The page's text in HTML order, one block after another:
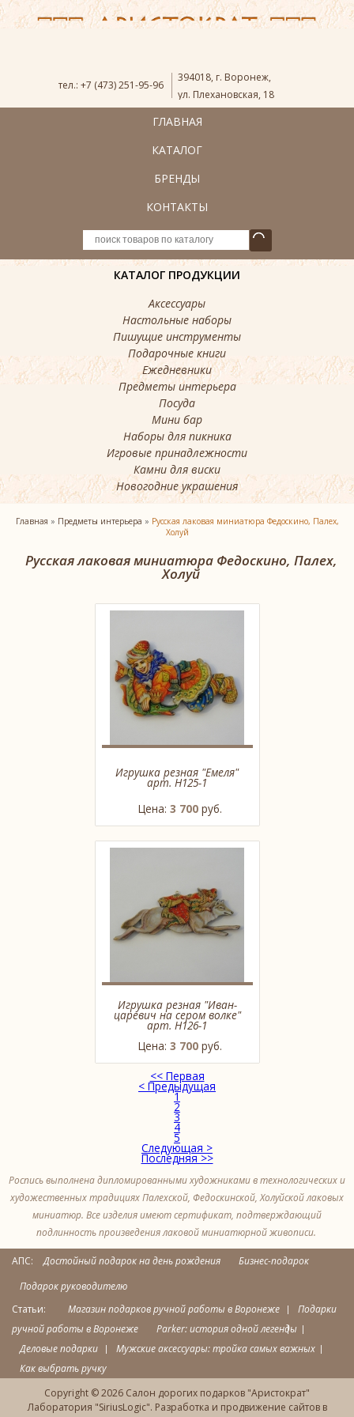
тел.: +7 (473) 251-95-96
394018, г. Воронеж,
ул. Плехановская, 18
ГЛАВНАЯ
КАТАЛОГ
БРЕНДЫ
КОНТАКТЫ
КАТАЛОГ ПРОДУКЦИИ
Аксессуары
Настольные наборы
Пишущие инструменты
Подарочные книги
Ежедневники
Предметы интерьера
Посуда
Мини бар
Наборы для пикника
Игровые принадлежности
Камни для виски
Новогодние украшения
Главная » Предметы интерьера » Русская лаковая миниатюра Федоскино, Палех,
Холуй
Русская лаковая миниатюра Федоскино, Палех,
Холуй
Игрушка резная "Емеля"
арт. H125-1
Цена: 3 700 руб.
Игрушка резная "Иван-
царевич на сером волке"
арт. H126-1
Цена: 3 700 руб.
<< Первая
< Предыдущая
1
2
3
4
5
Следующая >
Последняя >>
Роспись выполнена дипломированными художниками в технологических и
художественных традициях Палехской, Федоскинской, Холуйской лаковых
миниатюр. Все изделия имеют сертификат, подтверждающий
подлинность произведения лаковой миниатюрной живописи.
АПС: Достойный подарок на день рождения
Бизнес-подарок
Подарок руководителю
Статьи:
Магазин подарков ручной работы в Воронеже
Подарки
ручной работы в Воронеже
Parker: история одной легенды
Деловые подарки
Мужские аксессуары: тройка самых важных
Как выбрать ручку
Copyright © 2026 Салон дорогих подарков "Аристократ"
Лаборатория "SiriusLogic". Разработка и продвижение сайтов в